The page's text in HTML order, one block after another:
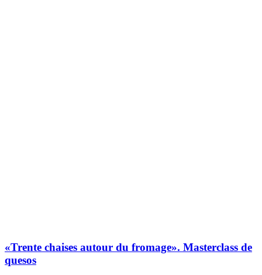
«Trente chaises autour du fromage». Masterclass de
quesos